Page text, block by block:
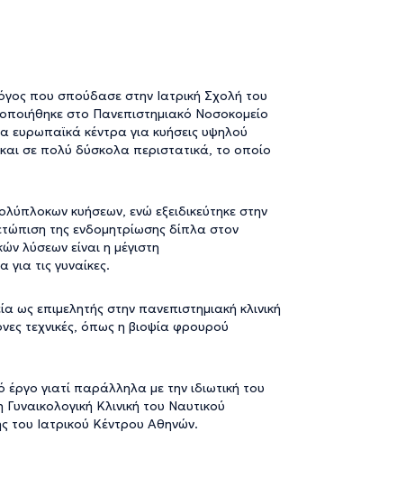
που σπούδασε στην Ιατρική Σχολή του
στο Πανεπιστημιακό Νοσοκομείο
ευρωπαϊκά κέντρα για κυήσεις υψηλού
σε πολύ δύσκολα περιστατικά, το οποίο
κυήσεων, ενώ εξειδικεύτηκε στην
της ενδομητρίωσης δίπλα στον
λύσεων είναι η μέγιστη
τις γυναίκες.
επιμελητής στην πανεπιστημιακή κλινική
τεχνικές, όπως η βιοψία φρουρού
γιατί παράλληλα με την ιδιωτική του
Κλινική του Ναυτικού
του Ιατρικού Κέντρου Αθηνών.